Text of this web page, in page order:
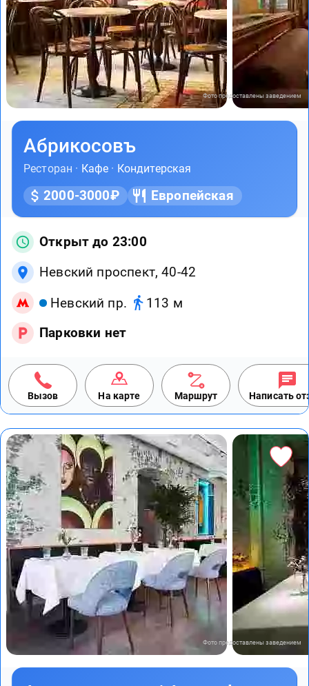
Фото предоставлены заведением
Абрикосовъ
Ресторан · Кафе · Кондитерская
2000-3000₽ Европейская
Открыт до 23:00
Невский проспект, 40-42
Невский пр.
113 м
Парковки нет
Вызов На карте Маршрут Написать
Фото предоставлены заведением